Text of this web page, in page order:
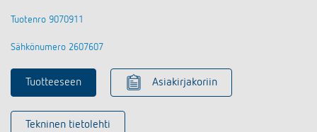
Tuotenro 9070911
Sähkönumero 2607607
Tuotteeseen Asiakirjakoriin
Tekninen tietolehti